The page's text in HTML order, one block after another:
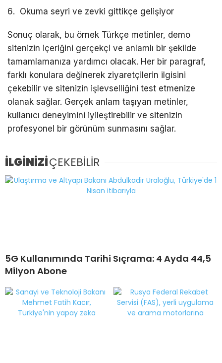
Okuma seyri ve zevki gittikçe gelişiyor
Sonuç olarak, bu örnek Türkçe metinler, demo
sitenizin içeriğini gerçekçi ve anlamlı bir şekilde
tamamlamanıza yardımcı olacak. Her bir paragraf,
farklı konulara değinerek ziyaretçilerin ilgisini
çekebilir ve sitenizin işlevselliğini test etmenize
olanak sağlar. Gerçek anlam taşıyan metinler,
kullanıcı deneyimini iyileştirebilir ve sitenizin
profesyonel bir görünüm sunmasını sağlar.
İLGİNİZİÇEKEBİLİR
5G Kullanımında Tarihi Sıçrama: 4 Ayda 44,5
Milyon Abone